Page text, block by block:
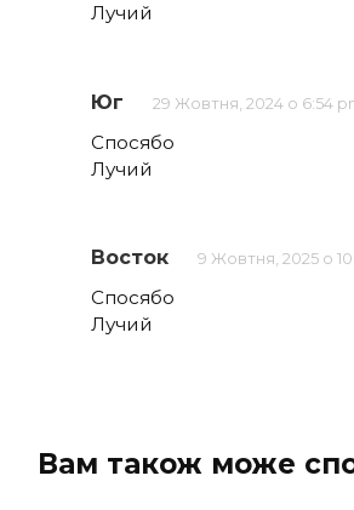
Лучий
Юг 29 Жовтня, 2024 о 6:54
Спосябо
Лучий
Восток 9 Жовтня, 2025 о
Спосябо
Лучий
Вам також може